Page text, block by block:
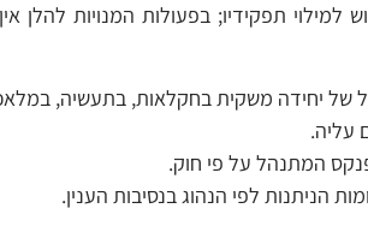
תפקידיו; בפעולות המנויות להלן
של יחידה משקית בחקלאות, בתעשיה,
עליה.
המתנהל על פי חוק.
הניתנות לפי הנהוג בנסיבות הענין.